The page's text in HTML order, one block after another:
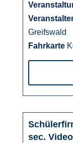
Greifswald
Fahrkarte
02
sec.